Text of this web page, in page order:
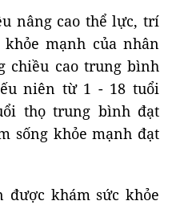
nâng cao thể lực, trí
mạnh của nhân
chiều cao trung bình
niên từ 1 - 18 tuổi
thọ trung bình đạt
sống khỏe mạnh đạt
được khám sức khỏe